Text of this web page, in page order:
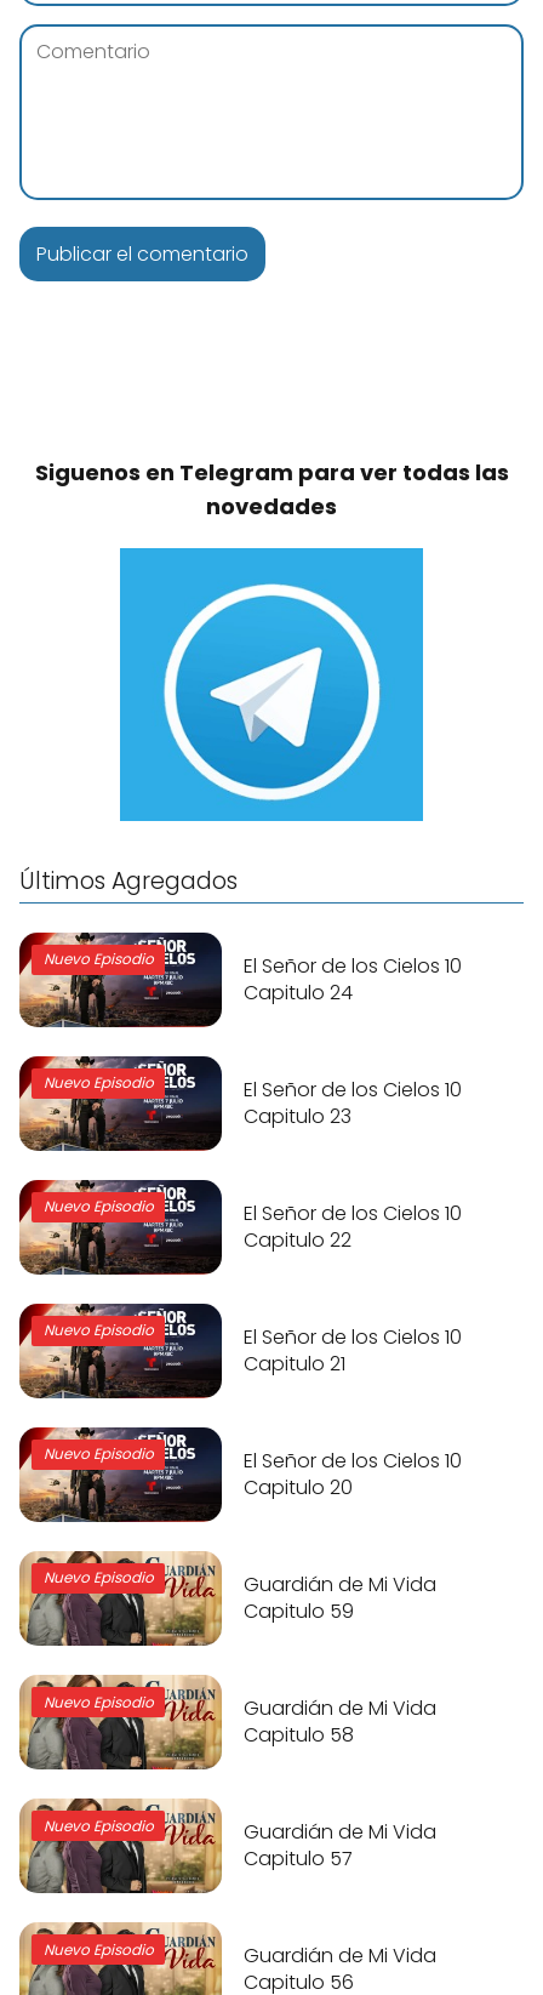
Siguenos en Telegram para ver todas las
novedades
Últimos Agregados
Nuevo Episodio
El Señor de los Cielos 10
Capitulo 24
Nuevo Episodio
El Señor de los Cielos 10
Capitulo 23
Nuevo Episodio
El Señor de los Cielos 10
Capitulo 22
Nuevo Episodio
El Señor de los Cielos 10
Capitulo 21
Nuevo Episodio
El Señor de los Cielos 10
Capitulo 20
Nuevo Episodio
Guardián de Mi Vida
Capitulo 59
Nuevo Episodio
Guardián de Mi Vida
Capitulo 58
Nuevo Episodio
Guardián de Mi Vida
Capitulo 57
Nuevo Episodio
Guardián de Mi Vida
Capitulo 56